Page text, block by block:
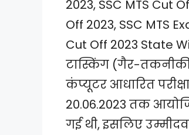
2023, SSC MTS Cut
Off 2023, SSC MTS
Cut Off 2023 State
टास्किंग (गैर-
कंप्यूटर आधारित
20.06.2023 तक
गई थी, इसलिए